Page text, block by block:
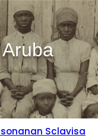
Sclavisa